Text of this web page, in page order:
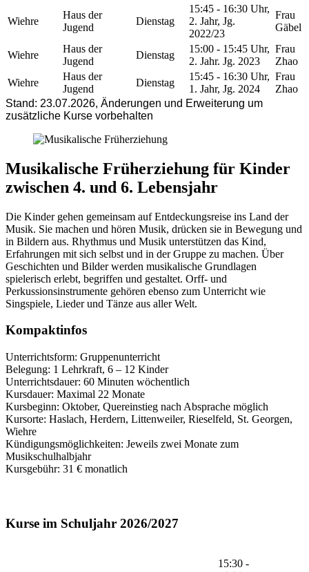
Wiehre
Haus der
Jugend
Dienstag
15:45 - 16:30 Uhr,
2. Jahr, Jg.
2022/23
Frau
Gäbel
Wiehre
Haus der
Jugend
Dienstag
15:00 - 15:45 Uhr,
2. Jahr. Jg. 2023
Frau
Zhao
Wiehre
Haus der
Jugend
Dienstag
15:45 - 16:30 Uhr,
1. Jahr, Jg. 2024
Frau
Zhao
Stand: 23.07.2026, Änderungen und Erweiterung um
zusätzliche Kurse vorbehalten
Musikalische Früherziehung für Kinder
zwischen 4. und 6. Lebensjahr
Die Kinder gehen gemeinsam auf Entdeckungsreise ins Land der
Musik. Sie machen und hören Musik, drücken sie in Bewegung und
in Bildern aus. Rhythmus und Musik unterstützen das Kind,
Erfahrungen mit sich selbst und in der Gruppe zu machen. Über
Geschichten und Bilder werden musikalische Grundlagen
spielerisch erlebt, begriffen und gestaltet. Orff- und
Perkussionsinstrumente gehören ebenso zum Unterricht wie
Singspiele, Lieder und Tänze aus aller Welt.
Kompaktinfos
Unterrichtsform: Gruppenunterricht
Belegung: 1 Lehrkraft, 6 – 12 Kinder
Unterrichtsdauer: 60 Minuten wöchentlich
Kursdauer: Maximal 22 Monate
Kursbeginn: Oktober, Quereinstieg nach Absprache möglich
Kursorte: Haslach, Herdern, Littenweiler, Rieselfeld, St. Georgen,
Wiehre
Kündigungsmöglichkeiten: Jeweils zwei Monate zum
Musikschulhalbjahr
Kursgebühr: 31 € monatlich
Kurse im Schuljahr 2026/2027
15:30 -